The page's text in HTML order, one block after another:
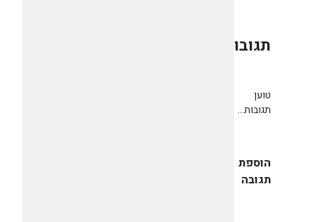
תגובות
טוען
תגובות...
הוספת
תגובה